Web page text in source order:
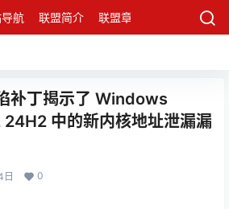
航 联盟简介 联盟章程 联盟架构
补丁揭示了 Windows
中的新内核地址泄漏漏
日 0